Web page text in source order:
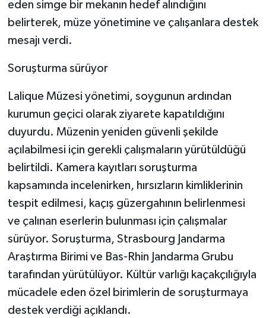
eden simge bir mekanın hedef alındığını
belirterek, müze yönetimine ve çalışanlara destek
mesajı verdi.
Soruşturma sürüyor
Lalique Müzesi yönetimi, soygunun ardından
kurumun geçici olarak ziyarete kapatıldığını
duyurdu. Müzenin yeniden güvenli şekilde
açılabilmesi için gerekli çalışmaların yürütüldüğü
belirtildi. Kamera kayıtları soruşturma
kapsamında incelenirken, hırsızların kimliklerinin
tespit edilmesi, kaçış güzergahının belirlenmesi
ve çalınan eserlerin bulunması için çalışmalar
sürüyor. Soruşturma, Strasbourg Jandarma
Araştırma Birimi ve Bas-Rhin Jandarma Grubu
tarafından yürütülüyor. Kültür varlığı kaçakçılığıyla
mücadele eden özel birimlerin de soruşturmaya
destek verdiği açıklandı.